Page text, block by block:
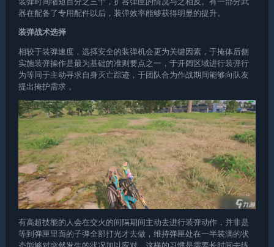
器在配备了专用配件以后，装弹效率能够获得明显的提升。
装弹战术选择
相较于装弹速度，选择安全的装弹机会更为关键因素，于掩体后侧
实施装弹操作是最为基础的准则要点之一，于开阔区域进行装弹行
为等同于主动寻求自身灭亡踪迹，于团队合为作战期间能够向队友
提出掩护需求 。
有高超技能的人会在交火的间隔期间主动去进行装弹动作，并非是
等到弹匣里面的子弹全部打光才去做，维持弹匣处在一半装满的状